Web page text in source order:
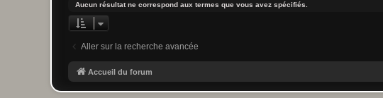
Aucun résultat ne correspond aux termes que vous avez spécifiés.
Aller sur la recherche avancée
Accueil du forum